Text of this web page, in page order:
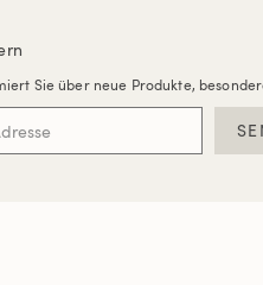
Sie über neue Produkte,